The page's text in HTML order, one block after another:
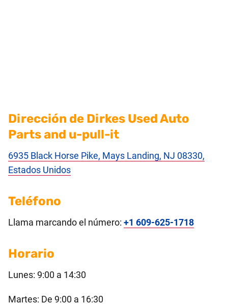
Dirección de Dirkes Used Auto
Parts and u-pull-it
6935 Black Horse Pike, Mays Landing, NJ 08330,
Estados Unidos
Teléfono
Llama marcando el número: +1 609-625-1718
Horario
Lunes: 9:00 a 14:30
Martes: De 9:00 a 16:30